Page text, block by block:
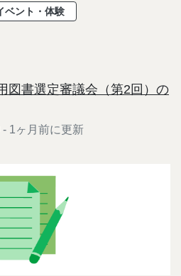
ベント・体験
図書選定審議会（第2回）の
1ヶ月前に更新